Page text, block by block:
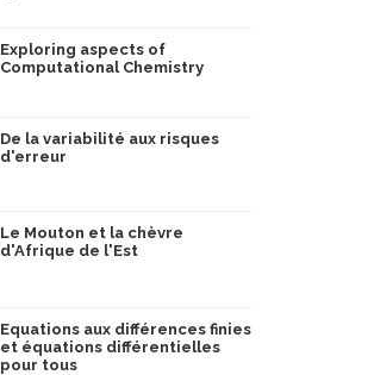
Exploring aspects of
Computational Chemistry
De la variabilité aux risques
d'erreur
Le Mouton et la chèvre
d'Afrique de l'Est
Equations aux différences finies
et équations différentielles
pour tous